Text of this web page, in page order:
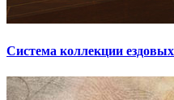
Система коллекции